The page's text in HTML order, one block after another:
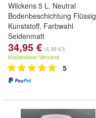
Wilckens 5 L. Neutral
Bodenbeschichtung Flüssig
Kunststoff, Farbwahl
Seidenmatt
34,95 € (6,99 €/l)
Kostenloser Versand
5